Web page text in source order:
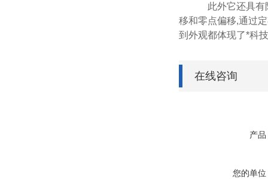
此外它还具
移和零点偏移,通过
到外观都体现了*科
在线咨询
产品
您的单位